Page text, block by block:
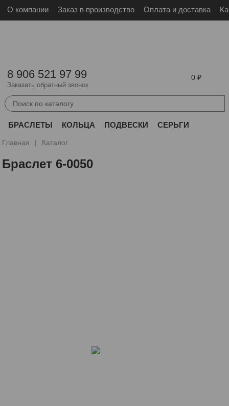
О компании Заказ в производство Оплата и доставка
0
8 906 521 97 99
Заказать обратный звонок
БРАСЛЕТЫ КОЛЬЦА ПОДВЕСКИ
СЕРЬГИ
ДРУГОЕ
Главная Каталог
Браслет 6-0050